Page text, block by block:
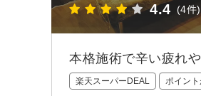
4.4 (4件)
本格施術で辛い疲れ
楽天スーパーDEAL ポイン